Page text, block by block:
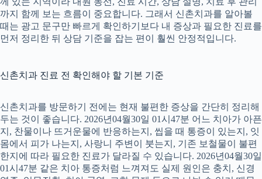
까지 함께 보는 흐름이 중요합니다. 그래서 신촌치과를 알아볼
때는 광고 문구만 빠르게 확인하기보다 내 증상과 필요한 진료를
먼저 정리한 뒤 상담 기준을 잡는 편이 훨씬 안정적입니다.
신촌치과 진료 전 확인해야 할 기본 기준
신촌치과를 방문하기 전에는 현재 불편한 증상을 간단히 정리해
두는 것이 좋습니다. 2026년04월30일 01시47분 어느 치아가 아픈
지, 찬물이나 뜨거운물에 반응하는지, 씹을 때 통증이 있는지, 잇
몸에서 피가 나는지, 사랑니 주변이 붓는지, 기존 보철물이 불편
한지에 따라 필요한 진료가 달라질 수 있습니다. 2026년04월30일
01시47분 같은 치아 통증처럼 느껴져도 실제 원인은 충치, 신경